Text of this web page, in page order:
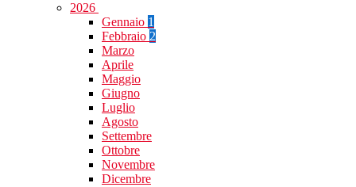
2026
Gennaio 1
Febbraio 2
Marzo
Aprile
Maggio
Giugno
Luglio
Agosto
Settembre
Ottobre
Novembre
Dicembre